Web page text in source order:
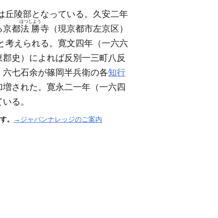
丘陵部となっている。久安二年
京都法勝
ほつしよう
寺 （現京都市左京区）
考えられる。寛文四年 （一六六
史） によれば反別一三町八反
七石余が篠岡半兵衛の各知行
された。寛永二一年 （一六四
る。
。 →ジャパンナレッジのご案内